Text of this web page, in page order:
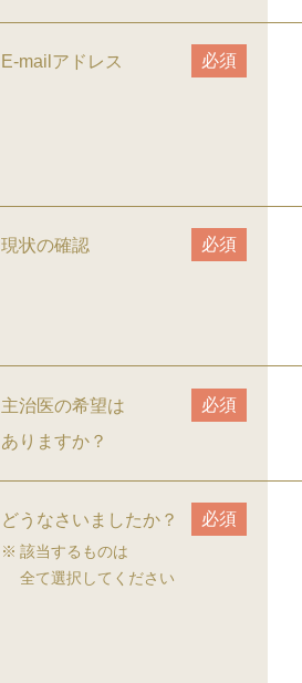
E-mailアドレス 必須
現状の確認 必須
主治医の希望は
ありますか？
必須
どうなさいましたか？
該当するものは
全て選択してください
必須